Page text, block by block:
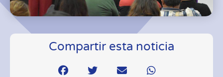
Compartir esta noticia